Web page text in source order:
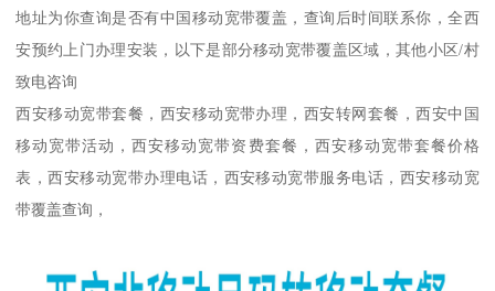
地址为你查询是否有中国移动宽带覆盖，查询后时间联系你，全西
安预约上门办理安装，以下是部分移动宽带覆盖区域，其他小区/村
致电咨询
西安移动宽带套餐，西安移动宽带办理，西安转网套餐，西安中国
移动宽带活动，西安移动宽带资费套餐，西安移动宽带套餐价格
表，西安移动宽带办理电话，西安移动宽带服务电话，西安移动宽
带覆盖查询，